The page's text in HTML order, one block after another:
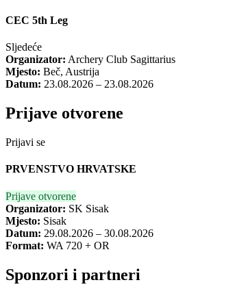
CEC 5th Leg
Sljedeće
Organizator: Archery Club Sagittarius
Mjesto: Beč, Austrija
Datum: 23.08.2026 – 23.08.2026
Prijave otvorene
Prijavi se
PRVENSTVO HRVATSKE
Prijave otvorene
Organizator: SK Sisak
Mjesto: Sisak
Datum: 29.08.2026 – 30.08.2026
Format: WA 720 + OR
Sponzori i partneri